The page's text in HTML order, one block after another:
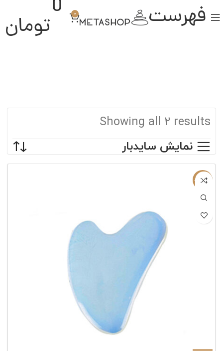
فهرست 0
0
تومان
Showing all 2 results
نمایش سایدبار
ناموجود